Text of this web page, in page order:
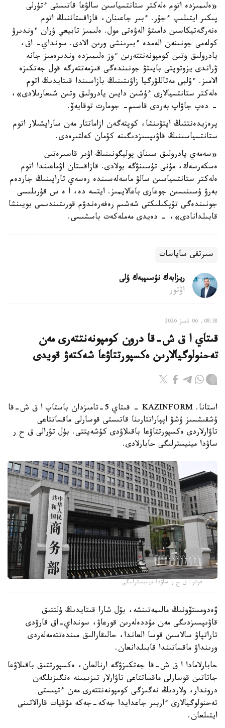
«ەلىمىزدە اتوم ەلەكتر ستانتسياسىن سالۋعا قاتىستى ءتۇرلى
پىكىر ايتىلىپ ءجۇر. ءبىر جاعىنان، قازاقستاننىڭ اتوم
ەنەرگەتيكاسىن دامىتۋ الەۋەتى مول. ەلىمىز تابيعي ۋران ءوندىرۋ
كولەمى جونىنەن الەمدە ءبىرىنشى ورىن الادى. سونداي- اق،
يادرولىق وتىن كومپونەنتتەرىن ءوز ەلىمىزدە وندىرەمىز جانە
ۋراندى يزوتوپتى بايىتۋ جونىندەگى قىزمەتتەرگە قول جەتكىزە
الامىز. ءۇلبى مەتاللۋرگيا زاۋىتىنىڭ بازاسىندا قىتايدىڭ اتوم
ەلەكتر ستانتسيالارى ءۇشىن دايىن يادرولىق وتىن شىعارىلادى»،
- دەپ جاۋاپ بەردى قاسىم- جومارت توقايەۆ.
پرەزيدەنتتىڭ ايتۋىنشا، كوپتەگەن ازاماتتار مەن ساراپشىلار اتوم
ستانتسياسىنىڭ قاۋىپسىزدىگىنە كۇمان كەلتىرەدى.
«سەمەي يادرولىق سىناق پوليگونىنىڭ اۋىر قاسىرەتىن
ەسكەرسەك، مۇنى تۇسىنۋگە بولادى. قازاقستان اۋماعىندا اتوم
ەلەكتر ستانتسياسىن سالۋ ماسەلەسىندە رەسەي تاراپىنىڭ جاردەم
بەرۋ ۇسىنىسىن جوعارى باعالايمىز. ايتسە دە، ا ە س قۇرىلىسى
جونىندەگى تۇپكىلىكتى شەشىم رەفەرەندۋم قورىتىندىسى بويىنشا
قابىلدانادى»، - دەيدى مەملەكەت باسشىسى.
سىرتقى ساياسات
ريزابەك نۇسىپبەك ۇلى
اۆتور
08:38, 06 تامىز 2026
قىتاي ا ق ش-قا درون كومپونەنتتەرى مەن
تەحنولوگيالارىن ەكسپورتتاۋعا شەكتەۋ قويدى
استانا. KAZINFORM - قىتاي 5-تامىزدان باستاپ ا ق ش-قا
ۇشقىشسىز ۇشۋ اپپاراتتارىنا قاتىستى قوسارلى ماقساتتاعى
تاۋارلاردى ەكسپورتتاۋعا باقىلاۋدى كۇشەيتتى. بۇل تۋرالى ق ح ر
ساۋدا مينيسترلىگى حابارلادى.
فوتو: ق ح ر ساۋدا مينيسترلىگى
ۆەدومستۆونىڭ مالىمەتىنشە، بۇل شارا قىتايدىڭ ۇلتتىق
قاۋىپسىزدىگى مەن مۇددەلەرىن قورعاۋ، سونداي-اق قارۋدى
تاراتپاۋ سالاسىن قوسا العاندا، حالىقارالىق مىندەتتەمەلەردى
ورىنداۋ ماقساتىندا قابىلدانعان.
حابارلامادا ا ق ش-قا جەتكىزۋگە ارنالعان، ەكسپورتتىق باقىلاۋعا
جاتاتىن قوسارلى ماقساتتاعى تاۋارلار تىزىمىنە ەنگىزىلگەن
دروندار، ولاردىڭ نەگىزگى كومپونەنتتەرى مەن ءتيىستى
تەحنولوگيالارى ءاربىر جاعدايدا جەكە-جەكە مۇقيات قارالاتىنى
ايتىلعان.